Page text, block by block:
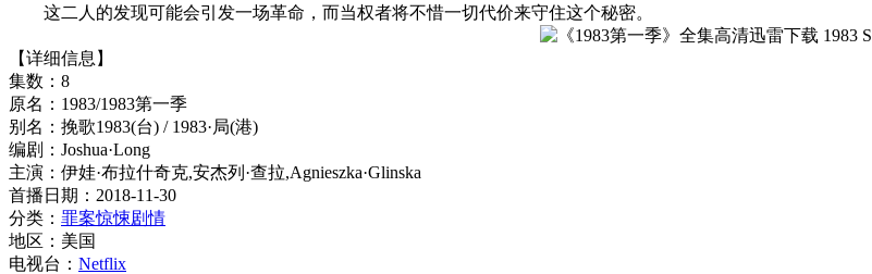
这二人的发现可能会引发一场革命，而当权者将不惜一切代价来守住这个秘密。
【详细信息】
集数：8
原名：1983/1983第一季
别名：挽歌1983(台) / 1983·局(港)
编剧：Joshua·Long
主演：伊娃·布拉什奇克,安杰列·查拉,Agnieszka·Glinska
首播日期：2018-11-30
分类： 罪案惊悚剧情
地区：美国
电视台： Netflix